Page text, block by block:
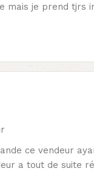
mais je prend tjrs
ce vendeur
a tout de suite